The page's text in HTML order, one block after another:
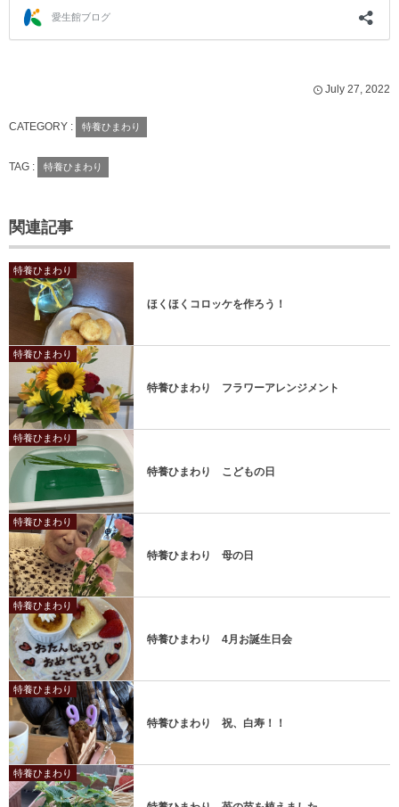
July 27, 2022
CATEGORY : 特養ひまわり
TAG : 特養ひまわり
関連記事
特養ひまわり
ほくほくコロッケを作ろう！
特養ひまわり
特養ひまわり フラワーアレンジメント
特養ひまわり
特養ひまわり こどもの日
特養ひまわり
特養ひまわり 母の日
特養ひまわり
特養ひまわり 4月お誕生日会
特養ひまわり
特養ひまわり 祝、白寿！！
特養ひまわり